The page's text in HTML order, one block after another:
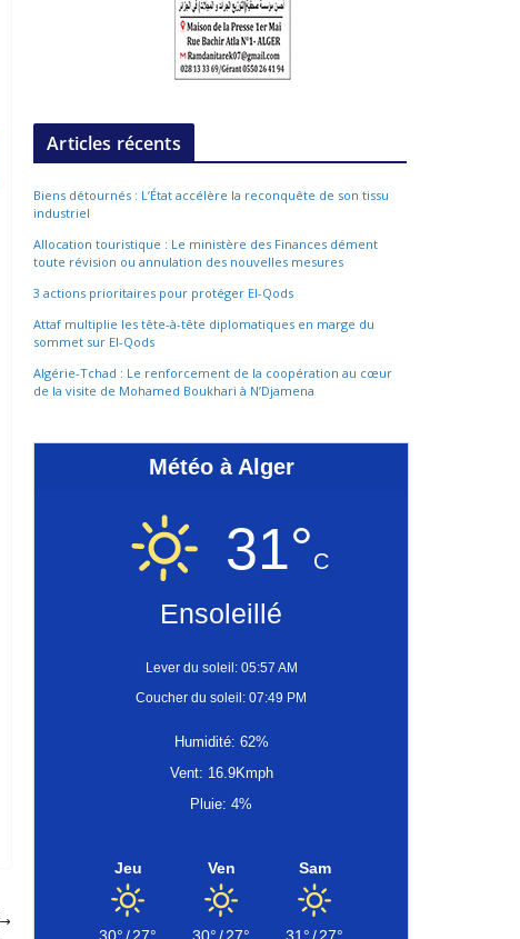
Articles récents
Biens détournés : L’État accélère la reconquête de son tissu
industriel
Allocation touristique : Le ministère des Finances dément
toute révision ou annulation des nouvelles mesures
3 actions prioritaires pour protéger El-Qods
Attaf multiplie les tête-à-tête diplomatiques en marge du
sommet sur El-Qods
Algérie-Tchad : Le renforcement de la coopération au cœur
de la visite de Mohamed Boukhari à N’Djamena
Météo à Alger
31°C
Ensoleillé
Lever du soleil: 05:57 AM
Coucher du soleil: 07:49 PM
Humidité: 62%
Vent: 16.9Kmph
Pluie: 4%
Jeu
30°/27°
Ven
30°/27°
Sam
31°/27°